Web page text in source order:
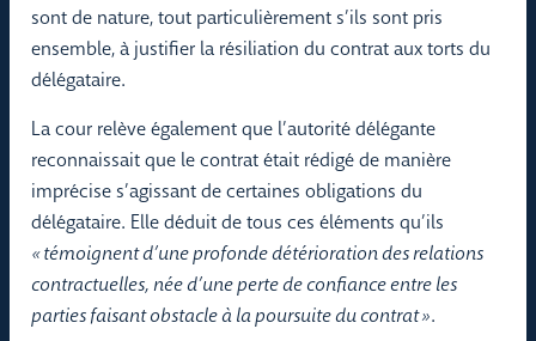
sont de nature, tout particulièrement s’ils sont pris
ensemble, à justifier la résiliation du contrat aux torts du
délégataire.
La cour relève également que l’autorité délégante
reconnaissait que le contrat était rédigé de manière
imprécise s’agissant de certaines obligations du
délégataire. Elle déduit de tous ces éléments qu’ils
« témoignent d’une profonde détérioration des relations
contractuelles, née d’une perte de confiance entre les
parties faisant obstacle à la poursuite du contrat ».